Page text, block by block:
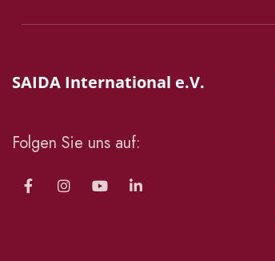
SAIDA International e.V.
Folgen Sie uns auf: